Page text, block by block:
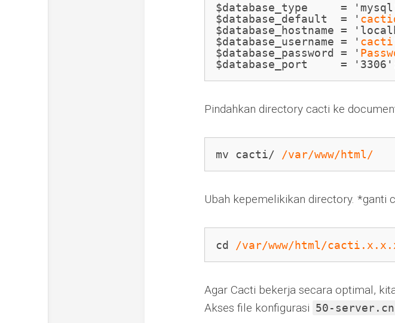
$database_type     =
$database_default  = '
$database_hostname =
$database_username = ' cacti
$database_password = '
$database_port     =
Pindahkan directory cacti ke
mv cacti/ /var/www/html/
Ubah kepemelikikan directory. *ganti
cd /var/www/html/
Agar Cacti bekerja secara optimal,
Akses file konfigurasi 50-